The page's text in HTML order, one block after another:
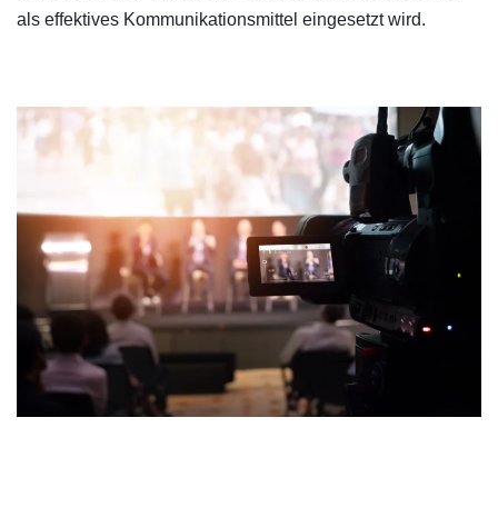
als effektives Kommunikationsmittel eingesetzt wird.